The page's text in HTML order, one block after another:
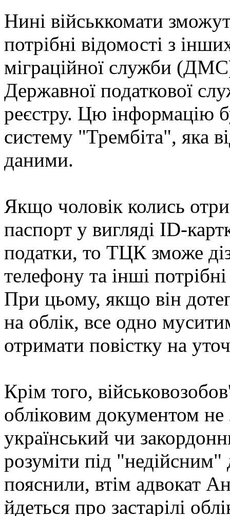
Нині військкомати
потрібні відомості з
міграційної служби
Державної податкової
реєстру. Цю інформацію
систему "Трембіта", яка
даними.
Якщо чоловік колись
паспорт у вигляді ID-
податки, то ТЦК зможе
телефону та інші
При цьому, якщо він
на облік, все одно
отримати повістку на
Крім того,
обліковим документом
український чи
розуміти під
пояснили, втім адвокат
йдеться про застарілі